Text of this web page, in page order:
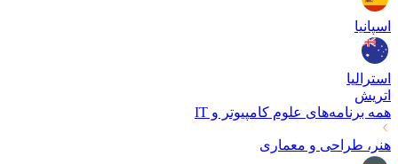
اسپانیا
استرالیا
اتریش
همه برنامه‌های علوم کامپیوتر و IT
هنر، طراحی و معماری